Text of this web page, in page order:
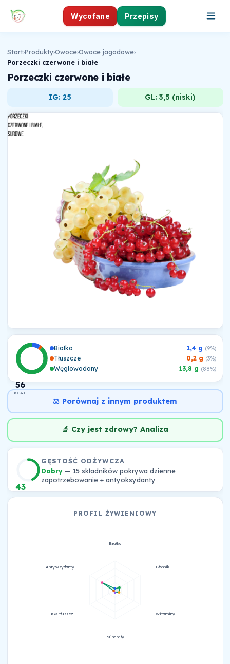
Wycofane Przepisy
Start›Produkty›Owoce›Owoce jagodowe›
Porzeczki czerwone i białe
Porzeczki czerwone i białe
IG: 25 GL: 3,5 (niski)
56
KCAL
Białko 1,4 g (9%)
Tłuszcze 0,2 g (3%)
Węglowodany 13,8 g (88%)
⚖️ Porównaj z innym produktem
🔬 Czy jest zdrowy? Analiza
43
GĘSTOŚĆ ODŻYWCZA
Dobry— 15 składników pokrywa dzienne
zapotrzebowanie + antyoksydanty
PROFIL ŻYWIENIOWY
Białko
Błonnik
Witaminy
Minerały
Kw. tłuszcz.
Antyoksydanty